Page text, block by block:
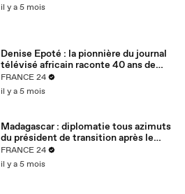
il y a 5 mois
Denise Epoté : la pionnière du journal
télévisé africain raconte 40 ans de
carrière
FRANCE 24
il y a 5 mois
Madagascar : diplomatie tous azimuts
du président de transition après le
putsch
FRANCE 24
il y a 5 mois